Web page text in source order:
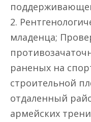
2.
младенца;
раненых на
строительной
отдаленный
армейских